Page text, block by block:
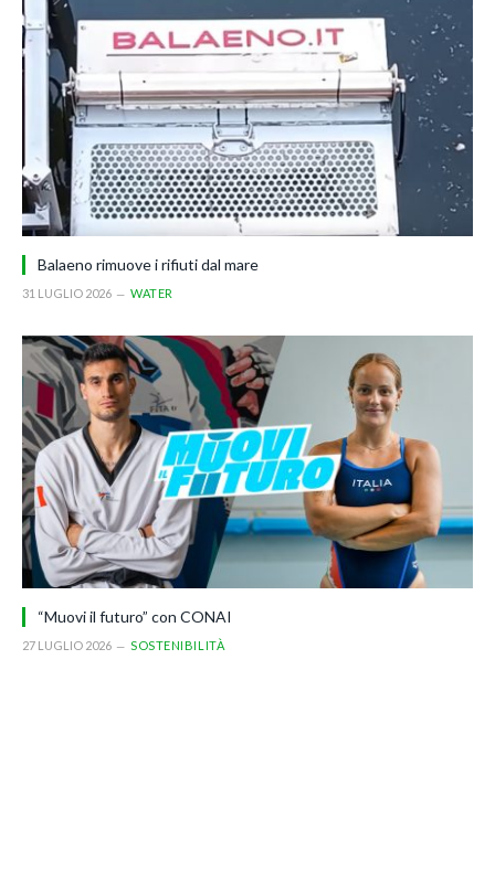
Balaeno rimuove i rifiuti dal mare
31 LUGLIO 2026 WATER
“Muovi il futuro” con CONAI
27 LUGLIO 2026 SOSTENIBILITÀ